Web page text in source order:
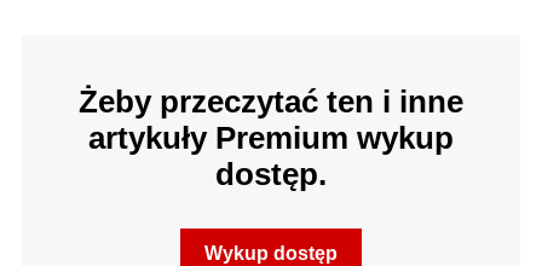
Żeby przeczytać ten i inne
artykuły Premium wykup
dostęp.
Wykup dostęp